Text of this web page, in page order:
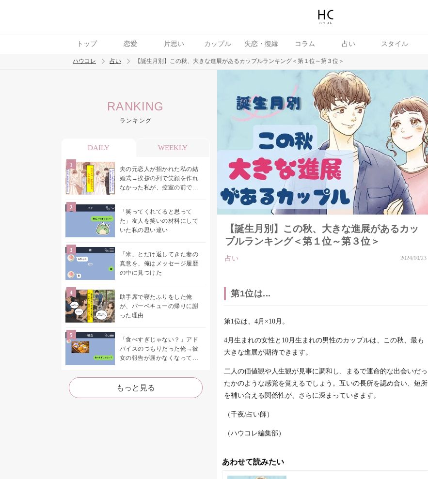
トップ 恋愛 片思い カップル 失恋・復縁 コラム 占い スタイル
トレンド ワード
ハウコレ 占い 【誕生月別】この秋、大きな進展があるカップルランキング＜第１位～第３位＞
RANKING
ランキング
DAILY WEEKLY
夫の元恋人が招かれた私の結
婚式→挨拶の列で笑顔を作れ
なかった私が、控室の前で彼
「笑ってくれてると思って
た」友人を笑いの材料にして
いた私の思い違い
「米」とだけ返してきた妻の
真意を、俺はメッセージ履歴
の中に見つけた
助手席で寝たふりをした俺
が、バーベキューの帰りに謝
った理由
「食べすぎじゃない？」アド
バイスのつもりだった俺→彼
女の報告が届かなくなって、
た
もっと見る
【誕生月別】この秋、大きな進展があるカッ
プルランキング＜第１位～第３位＞
占い 2024/10/23
第1位は...
第1位は、4月×10月。
4月生まれの女性と10月生まれの男性のカップルは、この秋、最も
大きな進展が期待できます。
二人の価値観や人生観が見事に調和し、まるで運命的な出会いだっ
たかのような感覚を覚えるでしょう。互いの長所を認め合い、短所
を補い合える関係性が、さらに深まっていきます。
（千夜/占い師）
（ハウコレ編集部）
あわせて読みたい